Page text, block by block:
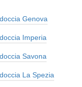
Genova
Imperia
Savona
La Spezia